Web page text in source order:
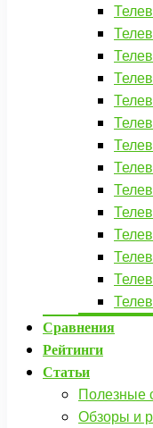
Сравнения
Рейтинги
Статьи
Полезные
Обзоры и